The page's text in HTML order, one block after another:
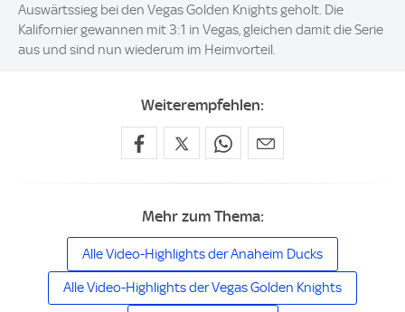
Auswärtssieg bei den Vegas Golden Knights geholt. Die
Kalifornier gewannen mit 3:1 in Vegas, gleichen damit die Serie
aus und sind nun wiederum im Heimvorteil.
Weiterempfehlen:
Mehr zum Thema:
Alle Video-Highlights der Anaheim Ducks
Alle Video-Highlights der Vegas Golden Knights